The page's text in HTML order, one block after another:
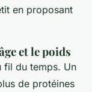
en proposant
et le poids
fil du temps. Un
de protéines